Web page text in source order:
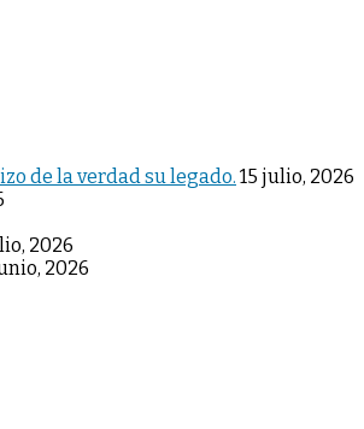
de la verdad su legado. 15 julio, 2026
2026
2026